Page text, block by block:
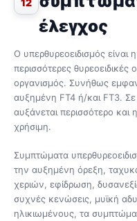
έλεγχος
Ο υπερθυρεοειδισμός
περισσότερες θυρεοειδικές
οργανισμός. Συνήθως
αυξημένη FT4 ή/και FT3. Σε
αυξάνεται περισσότερο και
χρήσιμη.
Συμπτώματα
την αυξημένη όρεξη,
χεριών, εφίδρωση,
συχνές κενώσεις, μυϊκή
ηλικιωμένους, τα